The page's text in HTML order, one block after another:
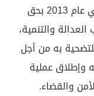
بعد انطلاق تحقيقات الفساد والرشوة في عام 2013 بحق
والتنمية،
به من أجل
وإطلاق عملية
والقضاء.